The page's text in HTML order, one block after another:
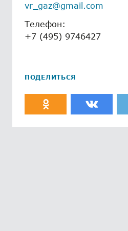
vr_gaz@gmail.com
Телефон:
+7 (495) 9746427
ПОДЕЛИТЬСЯ